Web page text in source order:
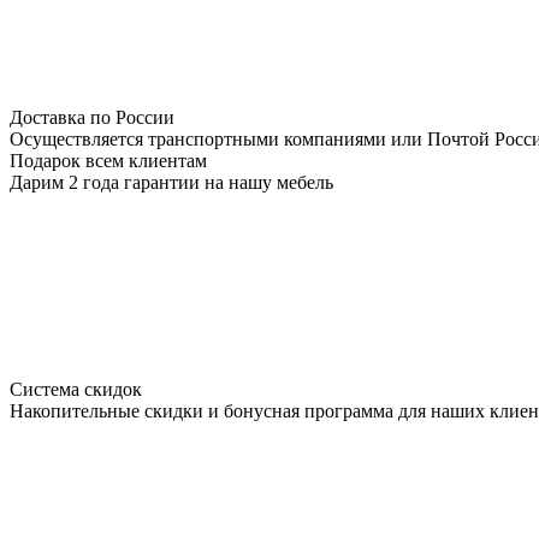
Доставка по России
Осуществляется транспортными компаниями или Почтой
Подарок всем клиентам
Дарим 2 года гарантии на нашу мебель
Система скидок
Накопительные скидки и бонусная программа для наших